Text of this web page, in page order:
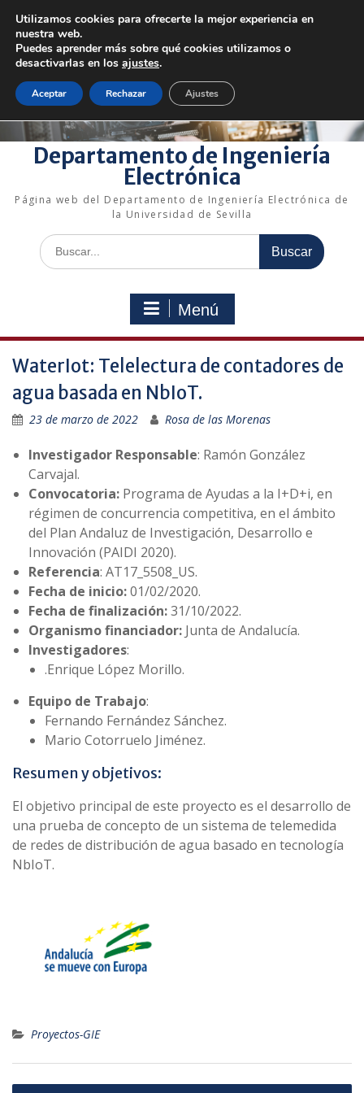
contenido
+34 954 48 73 72 electronica@us.es
Bienvenido a nuestro departamento!
Enlaces rápidos
Departamento de Ingeniería
Electrónica
Página web del Departamento de Ingeniería Electrónica de
la Universidad de Sevilla
Buscar:
Menú
WaterIot: Telelectura de contadores de
agua basada en NbIoT.
23 de marzo de 2022 Rosa de las Morenas
Investigador Responsable: Ramón González
Carvajal.
Convocatoria: Programa de Ayudas a la I+D+i, en
régimen de concurrencia competitiva, en el ámbito
del Plan Andaluz de Investigación, Desarrollo e
Innovación (PAIDI 2020).
Referencia: AT17_5508_US.
Fecha de inicio:01/02/2020.
Fecha de finalización:31/10/2022.
Organismo financiador: Junta de Andalucía.
Investigadores:
.Enrique López Morillo.
Equipo de Trabajo:
Fernando Fernández Sánchez.
Mario Cotorruelo Jiménez.
Resumen y objetivos:
El objetivo principal de este proyecto es el desarrollo de
una prueba de concepto de un sistema de telemedida
de redes de distribución de agua basado en tecnología
NbIoT.
Proyectos-GIE
Navegación
Utilizamos cookies para ofrecerte la mejor experiencia en
nuestra web.
Puedes aprender más sobre qué cookies utilizamos o
desactivarlas en los ajustes.
Aceptar Rechazar Ajustes